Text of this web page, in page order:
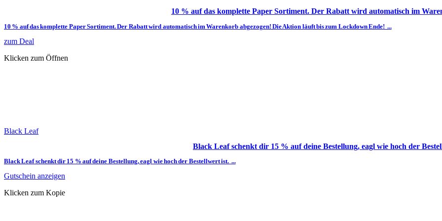
10 % auf das komplette Paper Sortiment. Der Rabatt wird automatisch im
10 % auf das komplette Paper Sortiment. Der Rabatt wird automatisch im Warenkorb abgezogen! Die Aktion läuft bis zum Lockdown Ende! ...
zum Deal
Klicken zum Öffnen
Black Leaf
Black Leaf schenkt dir 15 % auf deine Bestellung, eagl wie hoch der
Black Leaf schenkt dir 15 % auf deine Bestellung, eagl wie hoch der Bestellwert ist. ...
Gutschein anzeigen
Klicken zum Kopie